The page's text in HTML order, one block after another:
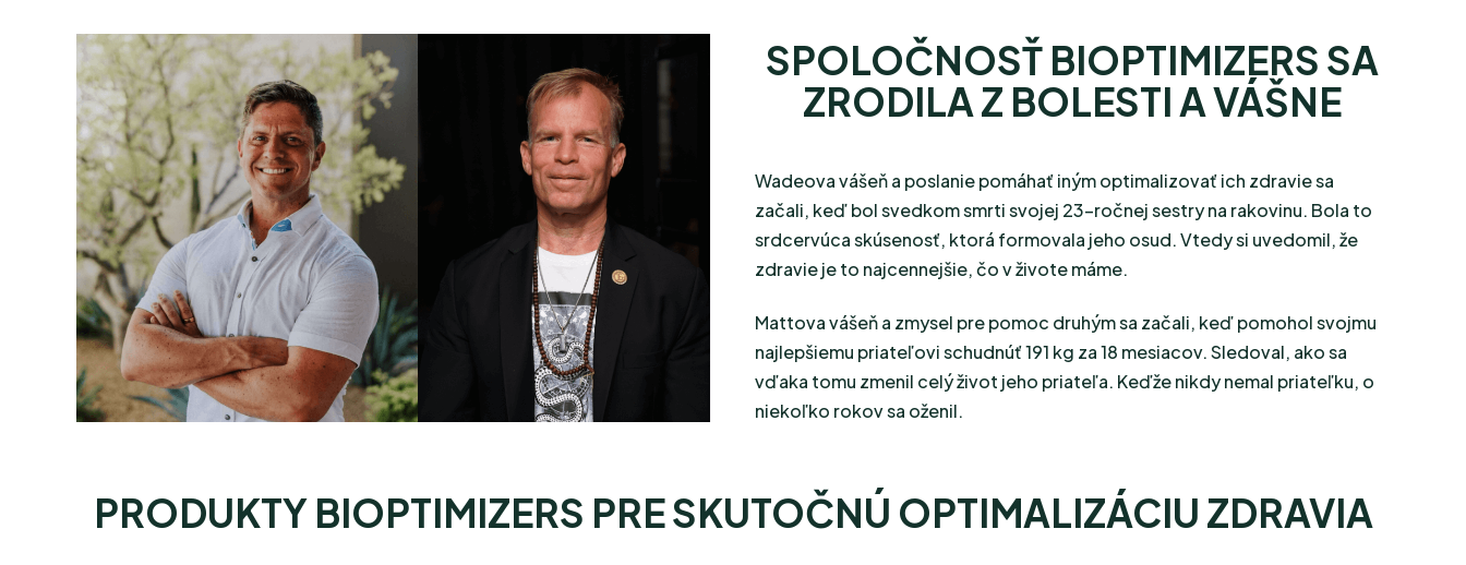
SPOLOČNOSŤ BIOPTIMIZERS SA
ZRODILA Z BOLESTI A VÁŠNE
Wadeova vášeň a poslanie pomáhať iným optimalizovať ich zdravie sa
začali, keď bol svedkom smrti svojej 23-ročnej sestry na rakovinu. Bola to
srdcervúca skúsenosť, ktorá formovala jeho osud. Vtedy si uvedomil, že
zdravie je to najcennejšie, čo v živote máme.
Mattova vášeň a zmysel pre pomoc druhým sa začali, keď pomohol svojmu
najlepšiemu priateľovi schudnúť 191 kg za 18 mesiacov. Sledoval, ako sa
vďaka tomu zmenil celý život jeho priateľa. Keďže nikdy nemal priateľku, o
niekoľko rokov sa oženil.
PRODUKTY BIOPTIMIZERS PRE SKUTOČNÚ OPTIMALIZÁCIU ZDRAVIA